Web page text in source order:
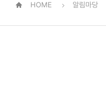
HOME 알림마당